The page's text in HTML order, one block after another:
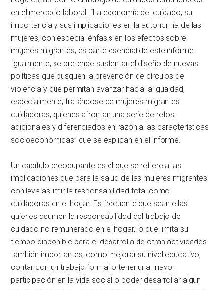
en el mercado laboral. “La economía del cuidado, su
importancia y sus implicaciones en la autonomía de las
mujeres, con especial énfasis en los efectos sobre
mujeres migrantes, es parte esencial de este informe.
Igualmente, se pretende sustentar el diseño de nuevas
políticas que busquen la prevención de círculos de
violencia y que permitan avanzar hacia la igualdad,
especialmente, tratándose de mujeres migrantes
cuidadoras, quienes afrontan una serie de retos
adicionales y diferenciados en razón a las características
socioeconómicas” que se explican en el informe.
Un capítulo preocupante es el que se refiere a las
implicaciones que para la salud de las mujeres migrantes
conlleva asumir la responsabilidad total como
cuidadoras en el hogar. Es frecuente que sean ellas
quienes asumen la responsabilidad del trabajo de
cuidado no remunerado en el hogar, lo que limita su
tiempo disponible para el desarrolla de otras actividades
también importantes, como mejorar su nivel educativo,
contar con un trabajo formal o tener una mayor
participación en la vida social o poder desarrollar algún